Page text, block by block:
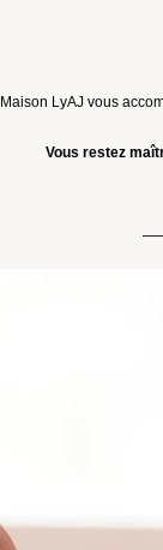
Maison LyAJ vous
Vous restez